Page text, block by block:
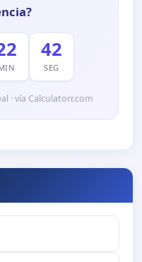
42
SEG
· vía Calculatorr.com